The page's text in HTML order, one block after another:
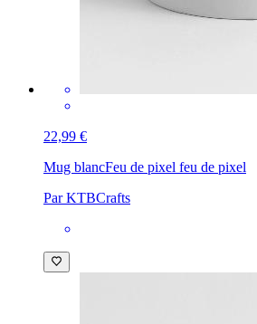
22,99 €
Mug blancFeu de pixel feu de pixel
Par KTBCrafts